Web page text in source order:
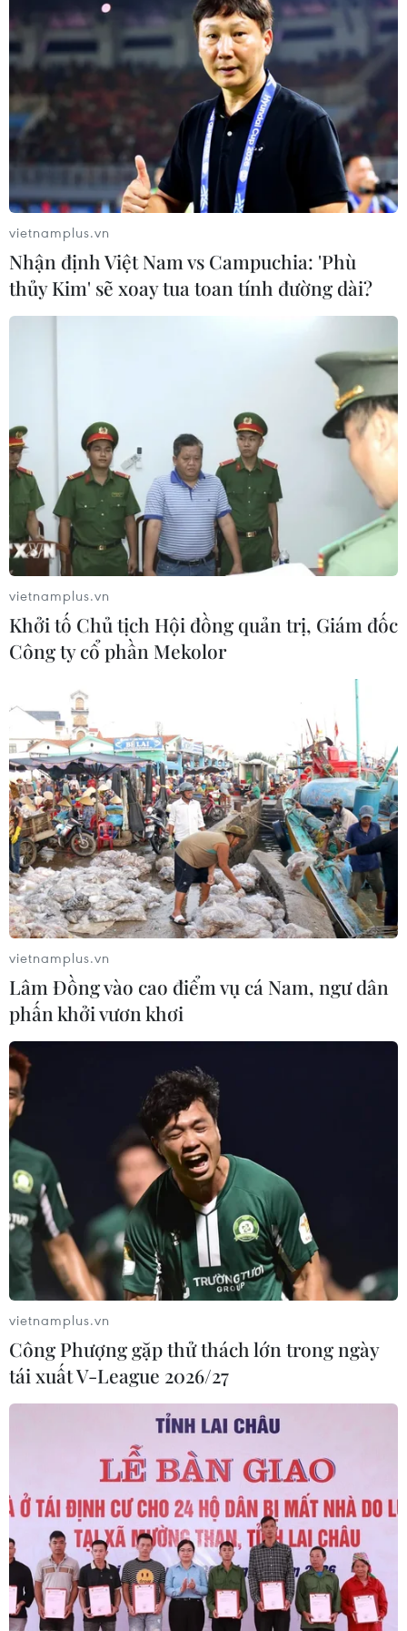
vietnamplus.vn
Nhận định Việt Nam vs Campuchia: 'Phù
thủy Kim' sẽ xoay tua toan tính đường dài?
vietnamplus.vn
Khởi tố Chủ tịch Hội đồng quản trị, Giám đốc
Công ty cổ phần Mekolor
vietnamplus.vn
Lâm Đồng vào cao điểm vụ cá Nam, ngư dân
phấn khởi vươn khơi
vietnamplus.vn
Công Phượng gặp thử thách lớn trong ngày
tái xuất V-League 2026/27